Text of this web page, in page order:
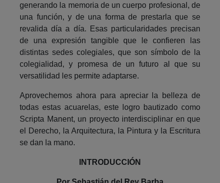
generando la memoria de un cuerpo profesional, de
una función, y de una forma de prestarla que se
revalida día a día. Esas particularidades precisan
de una expresión tangible que le confieren las
distintas sedes colegiales, que son símbolo de la
colegialidad, y promesa de un futuro al que su
versatilidad les permite adaptarse.
Aprovechemos ahora para apreciar la belleza de
todas estas acuarelas, este logro bautizado como
Scripta Manent, un proyecto interdisciplinar en que
el Derecho, la Arquitectura, la Pintura y la Escritura
se dan la mano.
INTRODUCCIÓN